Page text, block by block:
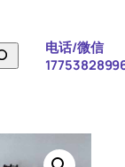
电话/微信